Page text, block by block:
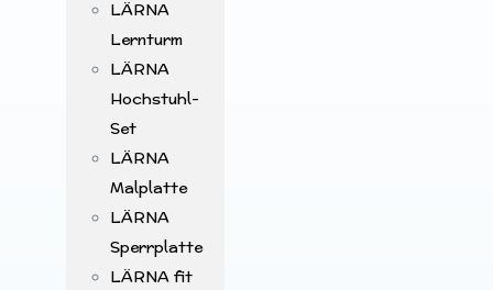
LÄRNA
Lernturm
LÄRNA
Hochstuhl-
Set
LÄRNA
Malplatte
LÄRNA
Sperrplatte
LÄRNA fit